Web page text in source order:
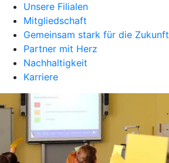
Unsere Filialen
Mitgliedschaft
Gemeinsam stark für die Zukunft
Partner mit Herz
Nachhaltigkeit
Karriere